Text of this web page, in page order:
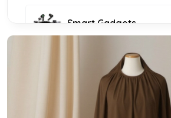
Smart Gadgets
Furniture and Decor
KIDS FASHION